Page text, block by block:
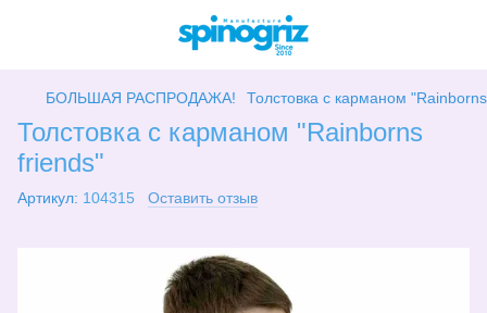
БОЛЬШАЯ РАСПРОДАЖА! Толстовка с карманом
Толстовка с карманом "Rainborns
friends"
Артикул: 104315 Оставить отзыв